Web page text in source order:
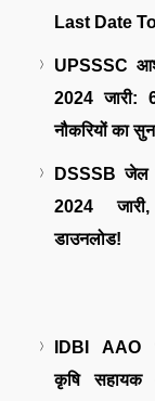
Last Date
UPSSSC
2024 जारी:
नौकरियों का
DSSSB जेल
2024
डाउनलोड!
IDBI AAO
कृषि सहायक